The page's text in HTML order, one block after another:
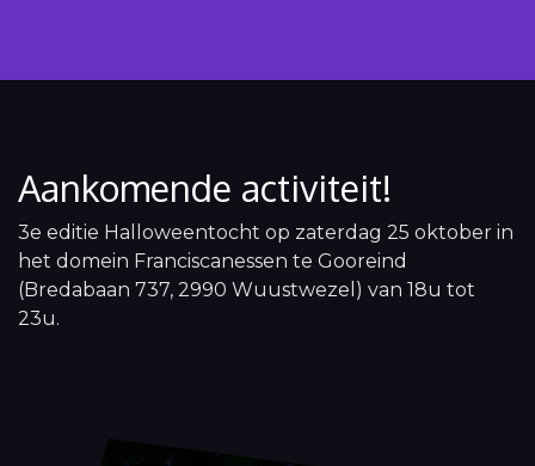
Aankomende activiteit!
3e editie Halloweentocht op zaterdag 25 oktober in
het domein Franciscanessen te Gooreind
(Bredabaan 737, 2990 Wuustwezel) van 18u tot
23u.